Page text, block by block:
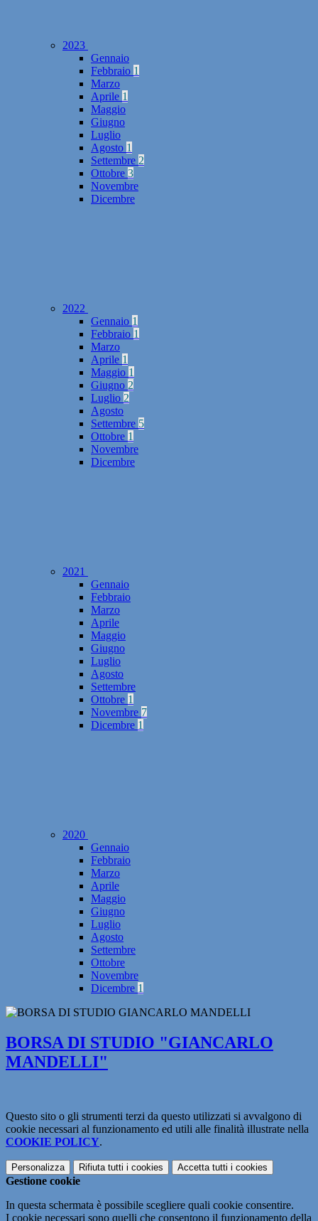
2023
Gennaio
Febbraio 1
Marzo
Aprile 1
Maggio
Giugno
Luglio
Agosto 1
Settembre 2
Ottobre 3
Novembre
Dicembre
2022
Gennaio 1
Febbraio 1
Marzo
Aprile 1
Maggio 1
Giugno 2
Luglio 2
Agosto
Settembre 5
Ottobre 1
Novembre
Dicembre
2021
Gennaio
Febbraio
Marzo
Aprile
Maggio
Giugno
Luglio
Agosto
Settembre
Ottobre 1
Novembre 7
Dicembre 1
2020
Gennaio
Febbraio
Marzo
Aprile
Maggio
Giugno
Luglio
Agosto
Settembre
Ottobre
Novembre
Dicembre 1
BORSA DI STUDIO "GIANCARLO
MANDELLI"
Questo sito o gli strumenti terzi da questo utilizzati si avvalgono di
cookie necessari al funzionamento ed utili alle finalità illustrate nella
COOKIE POLICY.
Personalizza Rifiuta tutti i cookies Accetta tutti i cookies
Gestione cookie
In questa schermata è possibile scegliere quali cookie consentire.
I cookie necessari sono quelli che consentono il funzionamento della